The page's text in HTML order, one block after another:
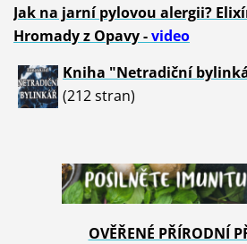
Jak na jarní pylovou alergii?
Hromady z Opavy -video
Kniha "Netradiční
(212 stran)
OVĚŘENÉ PŘÍRODNÍ